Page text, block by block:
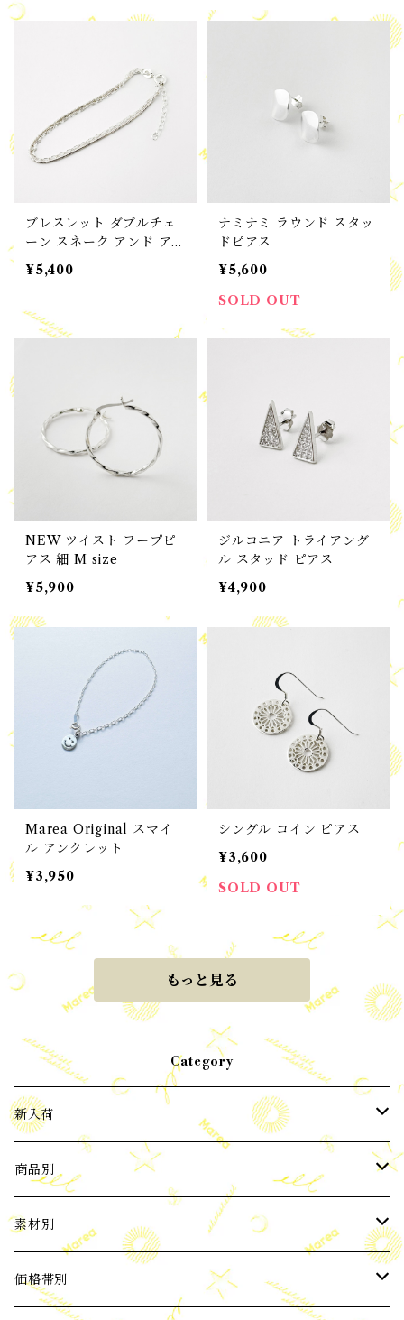
ブレスレット ダブルチェ
ーン スネーク アンド アズ
キ ブレスレット
¥5,400
ナミナミ ラウンド スタッ
ドピアス
¥5,600
SOLD OUT
NEW ツイスト フープピ
アス 細 M size
¥5,900
ジルコニア トライアング
ル スタッド ピアス
¥4,900
Marea Original スマイ
ル アンクレット
¥3,950
シングル コイン ピアス
¥3,600
SOLD OUT
もっと見る
Category
新入荷
2024年3月新入荷
2024年4月新入荷
2024年5月新入荷
商品別
ピアス
イヤーカフ
素材別
パール
価格帯別